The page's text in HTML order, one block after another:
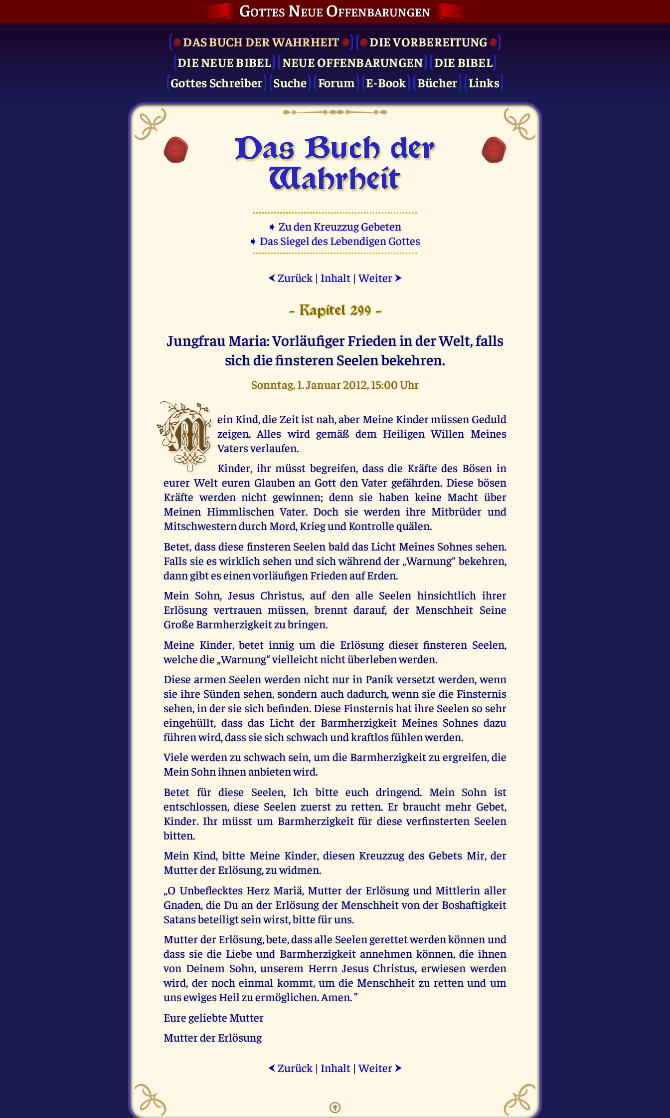
Gottes Neue Offenbarungen
DAS BUCH DER WAHRHEIT
DIE VOR­BEREITUNG
DIE NEUE BIBEL
NEUE OFFENBARUNGEN
DIE BIBEL
Gottes Schreiber
Suche Forum E-Book Bücher Links
Das Buch der
Wahrheit
➧ Zu den Kreuzzug Gebeten
➧ Das Siegel des Lebendigen Gottes
⮜ Zurück | Inhalt |Weiter ⮞
- Kapitel 299 -
Jungfrau Maria: Vorläufiger Frieden in der Welt, falls
sich die finsteren Seelen bekehren.
Sonntag, 1. Januar 2012, 15:00 Uhr
M ein Kind, die Zeit ist nah, aber Meine Kinder müssen Geduld
zeigen. Alles wird gemäß dem Heiligen Willen Meines
Vaters verlaufen.
Kinder, ihr müsst begreifen, dass die Kräfte des Bösen in
eurer Welt euren Glauben an Gott den Vater gefährden. Diese bösen
Kräfte werden nicht gewinnen; denn sie haben keine Macht über
Meinen Himmlischen Vater. Doch sie werden ihre Mitbrüder und
Mitschwestern durch Mord, Krieg und Kontrolle quälen.
Betet, dass diese finsteren Seelen bald das Licht Meines Sohnes sehen.
Falls sie es wirklich sehen und sich während der „Warnung“ bekehren,
dann gibt es einen vorläufigen Frieden auf Erden.
Mein Sohn, Jesus Christus, auf den alle Seelen hinsichtlich ihrer
Erlösung vertrauen müssen, brennt darauf, der Menschheit Seine
Große Barmherzigkeit zu bringen.
Meine Kinder, betet innig um die Erlösung dieser finsteren Seelen,
welche die „Warnung“ vielleicht nicht überleben werden.
Diese armen Seelen werden nicht nur in Panik versetzt werden, wenn
sie ihre Sünden sehen, sondern auch dadurch, wenn sie die Finsternis
sehen, in der sie sich befinden. Diese Finsternis hat ihre Seelen so sehr
eingehüllt, dass das Licht der Barmherzigkeit Meines Sohnes dazu
führen wird, dass sie sich schwach und kraftlos fühlen werden.
Viele werden zu schwach sein, um die Barmherzigkeit zu ergreifen, die
Mein Sohn ihnen anbieten wird.
Betet für diese Seelen, Ich bitte euch dringend. Mein Sohn ist
entschlossen, diese Seelen zuerst zu retten. Er braucht mehr Gebet,
Kinder. Ihr müsst um Barmherzigkeit für diese verfinsterten Seelen
bitten.
Mein Kind, bitte Meine Kinder, diesen Kreuzzug des Gebets Mir, der
Mutter der Erlösung, zu widmen.
„O Unbeflecktes Herz Mariä, Mutter der Erlösung und Mittlerin aller
Gnaden, die Du an der Erlösung der Menschheit von der Boshaftigkeit
Satans beteiligt sein wirst, bitte für uns.
Mutter der Erlösung, bete, dass alle Seelen gerettet werden können und
dass sie die Liebe und Barmherzigkeit annehmen können, die ihnen
von Deinem Sohn, unserem Herrn Jesus Christus, erwiesen werden
wird, der noch einmal kommt, um die Menschheit zu retten und um
uns ewiges Heil zu ermöglichen. Amen. ”
Eure geliebte Mutter
Mutter der Erlösung
⮜ Zurück | Inhalt |Weiter ⮞